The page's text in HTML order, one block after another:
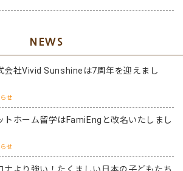
NEWS
会社Vivid Sunshineは7周年を迎えまし
せ
トホーム留学はFamiEngと改名いたしまし
せ